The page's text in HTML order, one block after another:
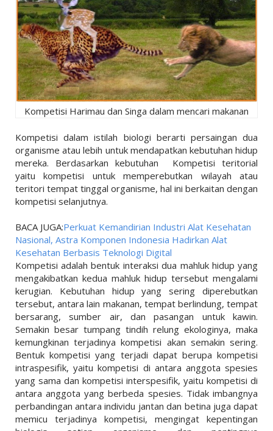
Kompetisi Harimau dan Singa dalam mencari makanan
Kompetisi dalam istilah biologi berarti persaingan dua
organisme atau lebih untuk mendapatkan kebutuhan hidup
mereka. Berdasarkan kebutuhan Kompetisi teritorial
yaitu kompetisi untuk memperebutkan wilayah atau
teritori tempat tinggal organisme, hal ini berkaitan dengan
kompetisi selanjutnya.
BACA JUGA:Perkuat Kemandirian Industri Alat Kesehatan
Nasional, Astra Komponen Indonesia Hadirkan Alat
Kesehatan Berbasis Teknologi Digital
Kompetisi adalah bentuk interaksi dua mahluk hidup yang
mengakibatkan kedua mahluk hidup tersebut mengalami
kerugian. Kebutuhan hidup yang sering diperebutkan
tersebut, antara lain makanan, tempat berlindung, tempat
bersarang, sumber air, dan pasangan untuk kawin.
Semakin besar tumpang tindih relung ekologinya, maka
kemungkinan terjadinya kompetisi akan semakin sering.
Bentuk kompetisi yang terjadi dapat berupa kompetisi
intraspesifik, yaitu kompetisi di antara anggota spesies
yang sama dan kompetisi interspesifik, yaitu kompetisi di
antara anggota yang berbeda spesies. Tidak imbangnya
perbandingan antara individu jantan dan betina juga dapat
memicu terjadinya kompetisi, mengingat kepentingan